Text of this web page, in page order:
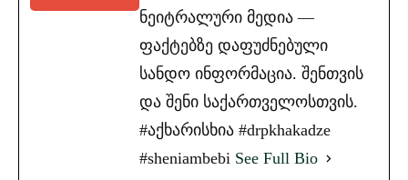
ნეიტრალური მედია —
ფაქტებზე დაფუძნებული
სანდო ინფორმაცია. შენთვის
და შენი საქართველოსთვის.
#აქხარისხია #drpkhakadze
#sheniambebi See Full Bio